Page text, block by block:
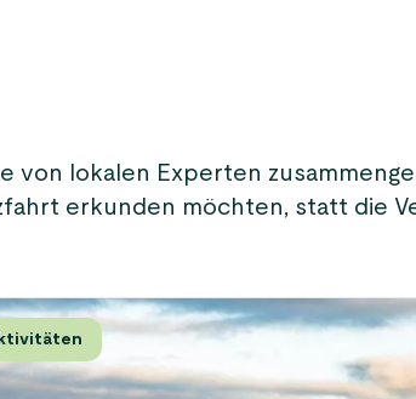
von lokalen Experten
erkunden möchten, statt die